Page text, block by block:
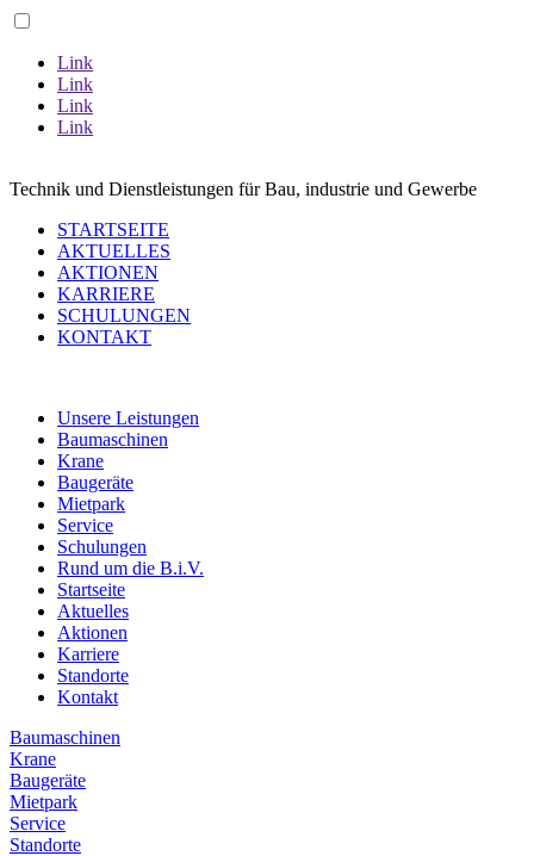
Link
Link
Link
Link
Technik und Dienstleistungen für Bau, industrie und Gewerbe
STARTSEITE
AKTUELLES
AKTIONEN
KARRIERE
SCHULUNGEN
KONTAKT
Unsere Leistungen
Baumaschinen
Krane
Baugeräte
Mietpark
Service
Schulungen
Rund um die B.i.V.
Startseite
Aktuelles
Aktionen
Karriere
Standorte
Kontakt
Baumaschinen
Krane
Baugeräte
Mietpark
Service
Standorte